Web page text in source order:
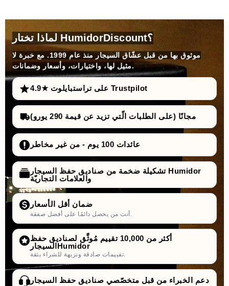
لماذا تختار HumidorDiscount؟
موثوق بها من قبل عشّاق السيجار منذ عام 1999. مع خبرة لا
مثيل لها، واختيارات، وأسعار وضمانات.
4.9★ على تراستبايلوت Trustpilot
مجانًا (على الطلبات الّتي تزيد عن قيمة 290 يورو)
عائدات 100 يوم - من غير مخاطر
تشكيلة ضخمة من صناديق حفظ السيجار Humidor
والعلامات التجاريّة
ضمان أقل الأسعار
أنت من يحصل دائمًا على أفضل صفقة.
أكثر من 10,000 تقييم مُوثَّق لصناديق حفظ
السيجارHumidor
تقييمات صادقة ونزيهة للشراء بثقة.
دعم الخبراء من قبل متخصّصي صناديق حفظ السيجار